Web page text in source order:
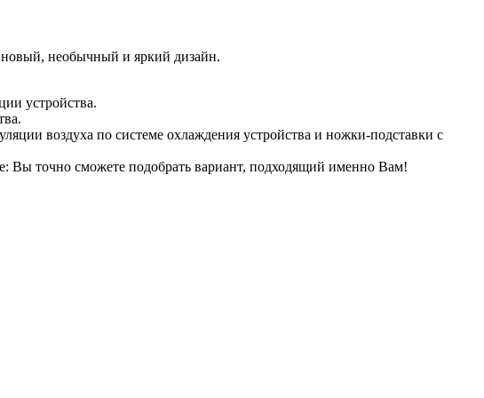
новый, необычный и яркий дизайн.
устройства.
воздуха по системе охлаждения устройства и ножки-подставки с
Вы точно сможете подобрать вариант, подходящий именно Вам!